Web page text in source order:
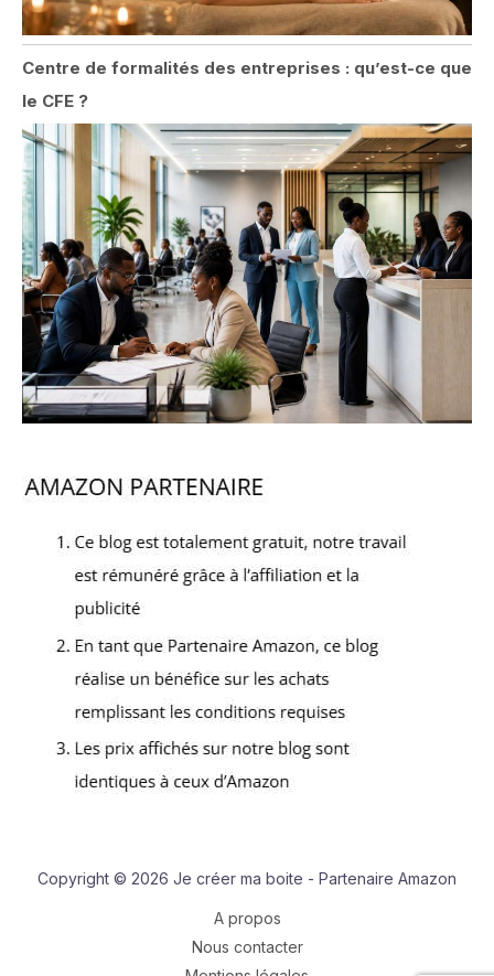
Centre de formalités des entreprises : qu’est-ce que
le CFE ?
Copyright © 2026 Je créer ma boite - Partenaire Amazon
A propos
Nous contacter